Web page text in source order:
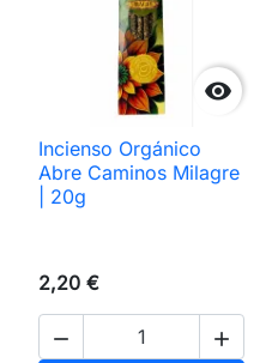

Incienso Orgánico
Abre Caminos Milagre
| 20g
2,20 €
 